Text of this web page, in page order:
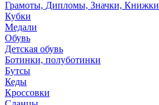
Грамоты, Дипломы, Значки, Книжки
Кубки
Медали
Обувь
Детская обувь
Ботинки, полуботинки
Бутсы
Кеды
Кроссовки